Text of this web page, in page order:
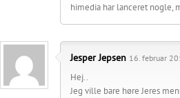
himedia har lanceret nogle,
Jesper Jepsen 16. februar
Hej..
Jeg ville bare høre Jeres